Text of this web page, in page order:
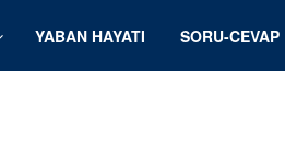
YABAN HAYATI SORU-CEVAP